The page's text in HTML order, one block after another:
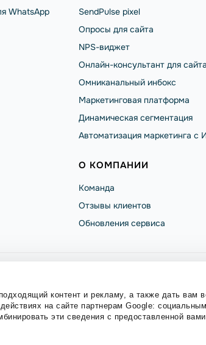
контент и рекламу, а также дать вам
на сайте партнерам Google:
эти сведения с предоставленной
WhatsApp
SendPulse pixel
Опросы для сайта
NPS-виджет
Онлайн-консультант для
Омниканальный инбокс
Маркетинговая платформа
Динамическая сегментация
Автоматизация маркетинга с
О КОМПАНИИ
Команда
Отзывы клиентов
Обновления сервиса